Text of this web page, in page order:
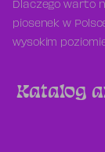
Dlaczego warto
piosenek w
wysokim
Katalog